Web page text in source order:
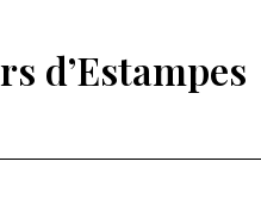
d’Estampes